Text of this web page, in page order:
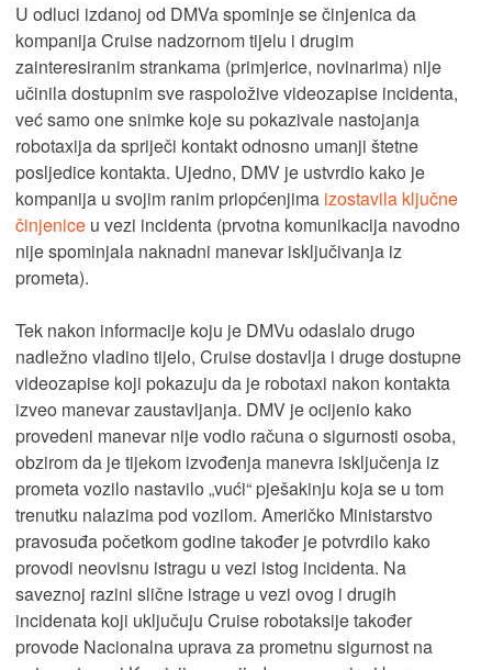
U odluci izdanoj od DMVa spominje se činjenica da
kompanija Cruise nadzornom tijelu i drugim
zainteresiranim strankama (primjerice, novinarima) nije
učinila dostupnim sve raspoložive videozapise incidenta,
već samo one snimke koje su pokazivale nastojanja
robotaxija da spriječi kontakt odnosno umanji štetne
posljedice kontakta. Ujedno, DMV je ustvrdio kako je
kompanija u svojim ranim priopćenjima izostavila ključne
činjenice u vezi incidenta (prvotna komunikacija navodno
nije spominjala naknadni manevar isključivanja iz
prometa).
Tek nakon informacije koju je DMVu odaslalo drugo
nadležno vladino tijelo, Cruise dostavlja i druge dostupne
videozapise koji pokazuju da je robotaxi nakon kontakta
izveo manevar zaustavljanja. DMV je ocijenio kako
provedeni manevar nije vodio računa o sigurnosti osoba,
obzirom da je tijekom izvođenja manevra isključenja iz
prometa vozilo nastavilo „vući“ pješakinju koja se u tom
trenutku nalazima pod vozilom. Američko Ministarstvo
pravosuđa početkom godine također je potvrdilo kako
provodi neovisnu istragu u vezi istog incidenta. Na
saveznoj razini slične istrage u vezi ovog i drugih
incidenata koji uključuju Cruise robotaksije također
provode Nacionalna uprava za prometnu sigurnost na